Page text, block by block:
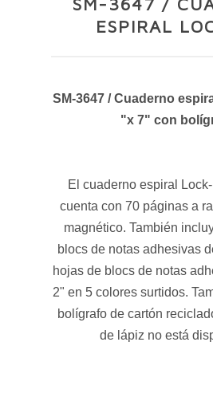
ESPIRAL
SM-3647 / Cuaderno
"x 7" con
El cuaderno espiral
cuenta con 70 páginas a
magnético. También
blocs de notas adhesivas
hojas de blocs de notas
2" en 5 colores surtidos.
bolígrafo de cartón
de lápiz no está